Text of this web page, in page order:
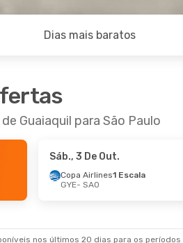
Dias mais baratos
Guaiaquil para São Paulo
Sáb., 3 De Out.
Copa Airlines1 Escala
GYE- SAO
nos últimos 20 dias para os